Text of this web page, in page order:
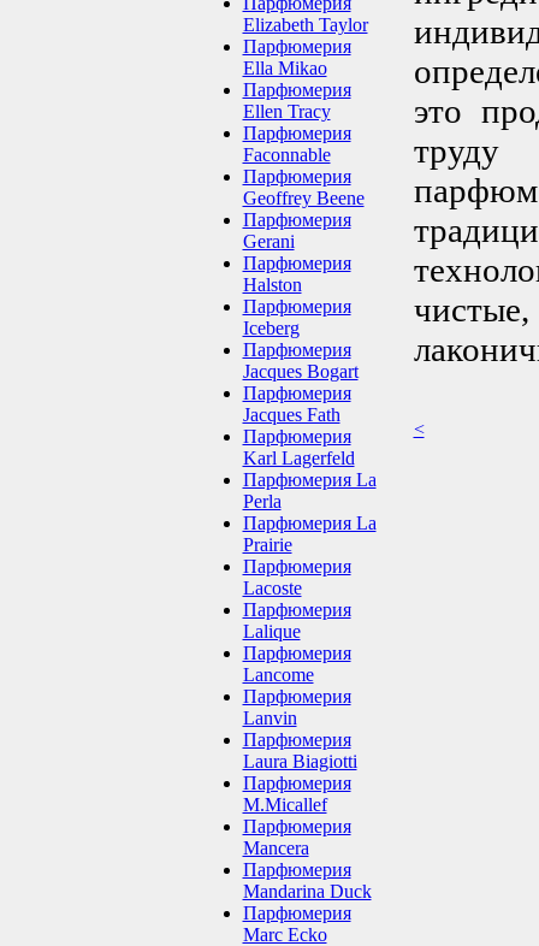
Elizabeth Taylor
Парфюмерия
Ella Mikao
Парфюмерия
Ellen Tracy
Парфюмерия
Faconnable
Парфюмерия
Geoffrey Beene
Парфюмерия
Gerani
Парфюмерия
Halston
Парфюмерия
Iceberg
Парфюмерия
Jacques Bogart
Парфюмерия
Jacques Fath
Парфюмерия
Karl Lagerfeld
Парфюмерия La
Perla
Парфюмерия La
Prairie
Парфюмерия
Lacoste
Парфюмерия
Lalique
Парфюмерия
Lancome
Парфюмерия
Lanvin
Парфюмерия
Laura Biagiotti
Парфюмерия
M.Micallef
Парфюмерия
Mancera
Парфюмерия
Mandarina Duck
Парфюмерия
Marc Ecko
это
<